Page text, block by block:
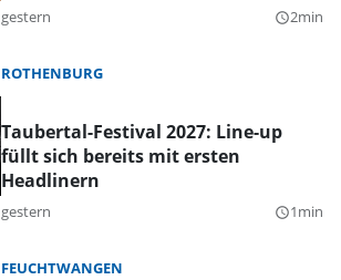
gestern query_builder2min
ROTHENBURG
Taubertal-Festival 2027: Line-up
füllt sich bereits mit ersten
Headlinern
gestern query_builder1min
FEUCHTWANGEN